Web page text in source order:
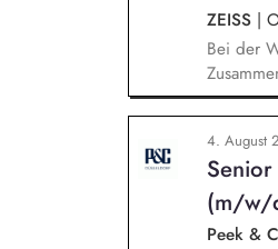
ZEISS |
Bei der
CSRD,
4. August
(m/w/
Peek &